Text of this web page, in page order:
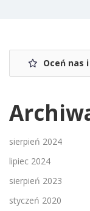
Oceń nas
sierpień 2024
lipiec 2024
sierpień 2023
styczeń 2020